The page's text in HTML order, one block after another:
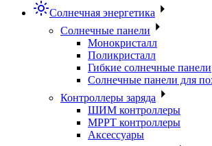
Солнечная энергетика
Солнечные панели
Монокристалл
Поликристалл
Гибкие солнечные панели
Солнечные панели для
Контроллеры заряда
ШИМ контроллеры
МРРТ контроллеры
Аксессуары